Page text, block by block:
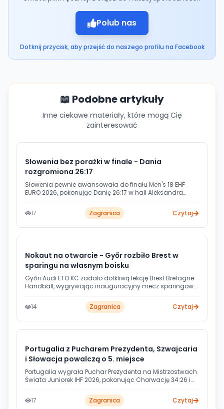
Polub nas
Dotknij przycisk, aby przejść do naszego profilu na Facebook
📖 Podobne artykuły
Inne ciekawe materiały, które mogą Cię
zainteresować
Słowenia bez porażki w finale - Dania
rozgromiona 26:17
Słowenia pewnie awansowała do finału Men's 18 EHF
EURO 2026, pokonując Danię 26:17 w hali Aleksandra
bilans w turnieju i w niedzielę zmierzą się z Niemcami o
tytuł mistrza Europy.
17 Zagranica Czytaj
Nokaut na otwarcie - Győr rozbiło Brest w
sparingu na własnym boisku
Győri Audi ETO KC zadało dotkliwą lekcję Brest Bretagne
Handball, wygrywając inauguracyjny mecz sparingowy
2000 kibiców. Jedną z bohaterek zwycięstwa była nowa
zawodniczka Győru - Francuzka Sarah Bouktit.
14 Zagranica Czytaj
Portugalia z Pucharem Prezydenta, Szwajcaria
i Słowacja powalczą o 5. miejsce
Portugalia wygrała Puchar Prezydenta na Mistrzostwach
Świata Juniorek IHF 2026, pokonując Chorwację 34:26 i
zmierzą się Szwajcaria ze Słowacją, które pokonały
odpowiednio Chiny i Węgry.
17 Zagranica Czytaj